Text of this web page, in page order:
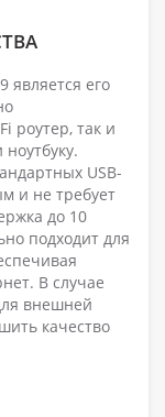
является его
роутер, так и
USB-
и не требует
до 10
подходит для
В случае
внешней
качество